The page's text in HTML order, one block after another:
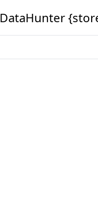
DataHunter